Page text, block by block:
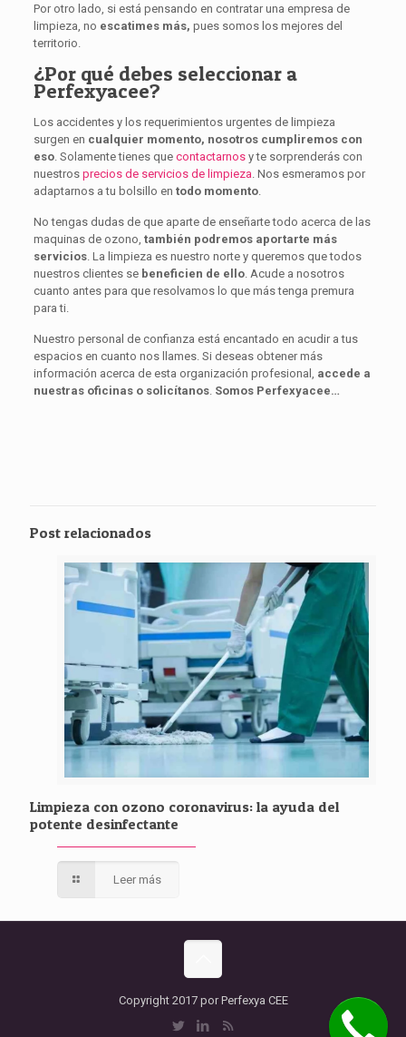
Por otro lado, si está pensando en contratar una empresa de
limpieza, no escatimes más, pues somos los mejores del
territorio.
¿Por qué debes seleccionar a
Perfexyacee?
Los accidentes y los requerimientos urgentes de limpieza
surgen en cualquier momento, nosotros cumpliremos con
eso. Solamente tienes que contactarnosy te sorprenderás con
nuestros precios de servicios de limpieza. Nos esmeramos por
adaptarnos a tu bolsillo en todo momento.
No tengas dudas de que aparte de enseñarte todo acerca de las
maquinas de ozono, también podremos aportarte más
servicios. La limpieza es nuestro norte y queremos que todos
nuestros clientes se beneficien de ello. Acude a nosotros
cuanto antes para que resolvamos lo que más tenga premura
para ti.
Nuestro personal de confianza está encantado en acudir a tus
espacios en cuanto nos llames. Si deseas obtener más
información acerca de esta organización profesional, accede a
nuestras oficinas o solicítanos. Somos Perfexyacee…
Post relacionados
Limpieza con ozono coronavirus: la ayuda del
potente desinfectante
Leer más
Copyright 2017 por Perfexya CEE